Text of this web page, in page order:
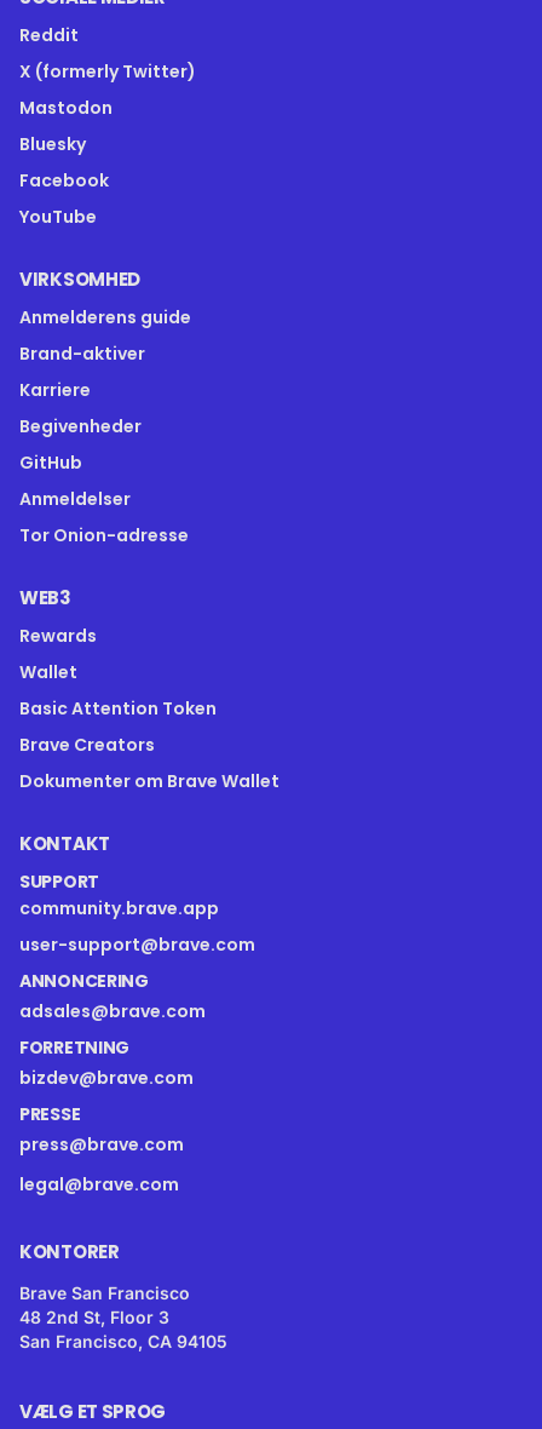
Reddit
X (formerly Twitter)
Mastodon
Bluesky
Facebook
YouTube
VIRKSOMHED
Anmelderens guide
Brand-aktiver
Karriere
Begivenheder
GitHub
Anmeldelser
Tor Onion-adresse
WEB3
Rewards
Wallet
Basic Attention Token
Brave Creators
Dokumenter om Brave Wallet
KONTAKT
SUPPORT
community.brave.app
user-support@brave.com
ANNONCERING
adsales@brave.com
FORRETNING
bizdev@brave.com
PRESSE
press@brave.com
legal@brave.com
KONTORER
Brave San Francisco
48 2nd St, Floor 3
San Francisco, CA 94105
VÆLG ET SPROG